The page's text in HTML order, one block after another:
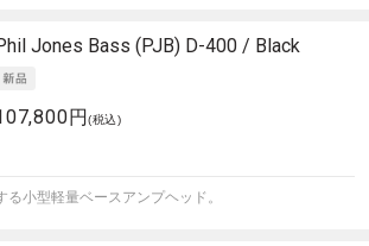
Jones Bass (PJB) D-400 / Black
円(税込)
小型軽量ベースアンプヘッド。